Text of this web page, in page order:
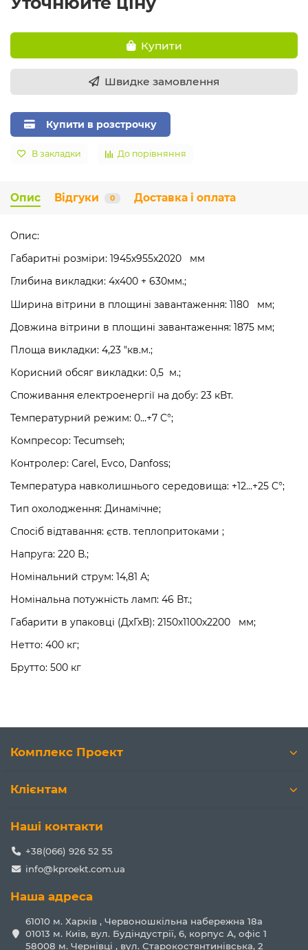
Купити
Швидке замовлення
Купити в розстрочку
В закладки До порівняння
Опис Відгуки 0 Доставка і оплата
Опис:
Габаритні розміри: 1945х955х2020 мм
Глибина викладки: 4х400 + 630мм.;
Ширина вітрини в площині завантаження: 1180 мм;
Довжина вітрини в площині завантаження: 1875 мм;
Площа викладки: 4,23 "кв.м.;
Корисний обсяг викладки: 0,5 м.;
Споживання електроенергії на добу: 23 кВт.
Температурний режим: 0…+7 C°;
Компресор: Tecumseh;
Контролер: Carel, Evco, Danfoss;
Температура навколишнього середовища: +12...+25 C°;
Тип охолодження: Динамічне;
Спосіб відтавання: єств. теплопритоками ;
Напруга: 220 В.;
Номінальний струм: 14,81 А;
Номінальна потужність ламп: 46 Вт.;
Габарити в упаковці (ДхГхВ): 2150х1100х2200 мм;
Нетто: 400 кг;
Брутто: 500 кг
Комплекс Проект
Клієнтам
Наші контакти
+38(066) 926 52 55
info@kproekt.com.ua
Наша адреса
61010 м. Харків , Червоношкільна набережна 18а
01013 м. Київ, вул. Будіндустрії, 6, корпус А, офіс 1
58008 м. Чернівці , вул. Старокостянтинівська, 2